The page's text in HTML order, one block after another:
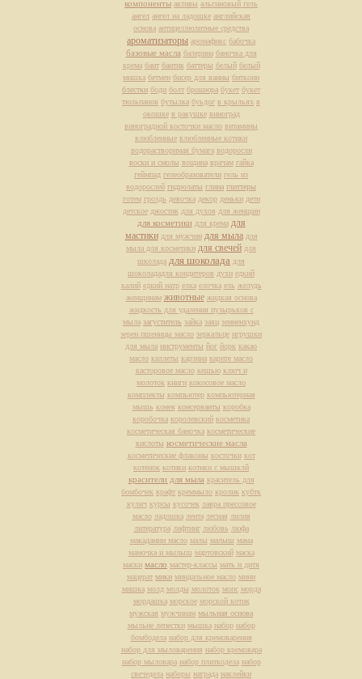
компоненты активы альгиновый гель
ангел ангел на ладошке английская
основа антицеллюлитные средства
ароматизаторы аромафикс бабочка
базовые масла балерина баночка для
крема бант бантик баттеры белый белый
мишка бетмен бисер для ванны биткоин
блестки боди болт брошюра букет букет
тюльпанов бутылка буьдог в крыльях в
окошке в ракушке виноград
виноградной косточки масло витамины
влюбленные влюбленные котики
водорастворимая бумага водоросли
воски и смолы вощина врачам гайка
геймпад гелеобразователи гель из
водорослей гидролаты глина глиттеры
готем гроздь девочка декор деньки дети
детское джостик для духов для женщин
для косметики для крема для
мастики для мужчин для мыла для
мыла для косметики для свечей для
школада для шоколада для
шоколададля кондитеров духи едкий
калий едкий натр елка елочка ель желудь
женщинам животные жидкая основа
жидкость для удаления пузырьков с
мыла загуститель зайка заяц зенненхунд
зерен пшеницы масло зеркальце игрушки
для мыла инструменты йог йорк какао
масло каллеты карзина карите масло
касторовое масло кешью ключ и
молоток книги кокосовое масло
комплекты компьютер компьютерная
мышь конек консерванты коробка
коробочка королевский косметика
косметическая баночка косметические
кислоты косметические масла
косметические флаконы косточки кот
котенок котики котики с мышклй
красители для мыла краситель для
бомбочек крафт креммыло кролик кубтк
кулич курсы кусочек лавра прессовое
масло ладошка лента лесная лилия
литература лифтинг любовь люфа
макадамии масло малы малыш мама
мамочка и мылыш мартовский маска
маски масло мастер-классы мать и дитя
мацерат мики миндальное масло мини
мишка молд молды молоток мопс морда
мордашка морское морской котик
мужская мужчинам мыльная основа
мыльне лепестки мышка набор набор
бомбодела набор для кремоварения
набор для мыловарения набор кремовара
набор мыловара набор плиткодела набор
свечедела наборы награда наклейки